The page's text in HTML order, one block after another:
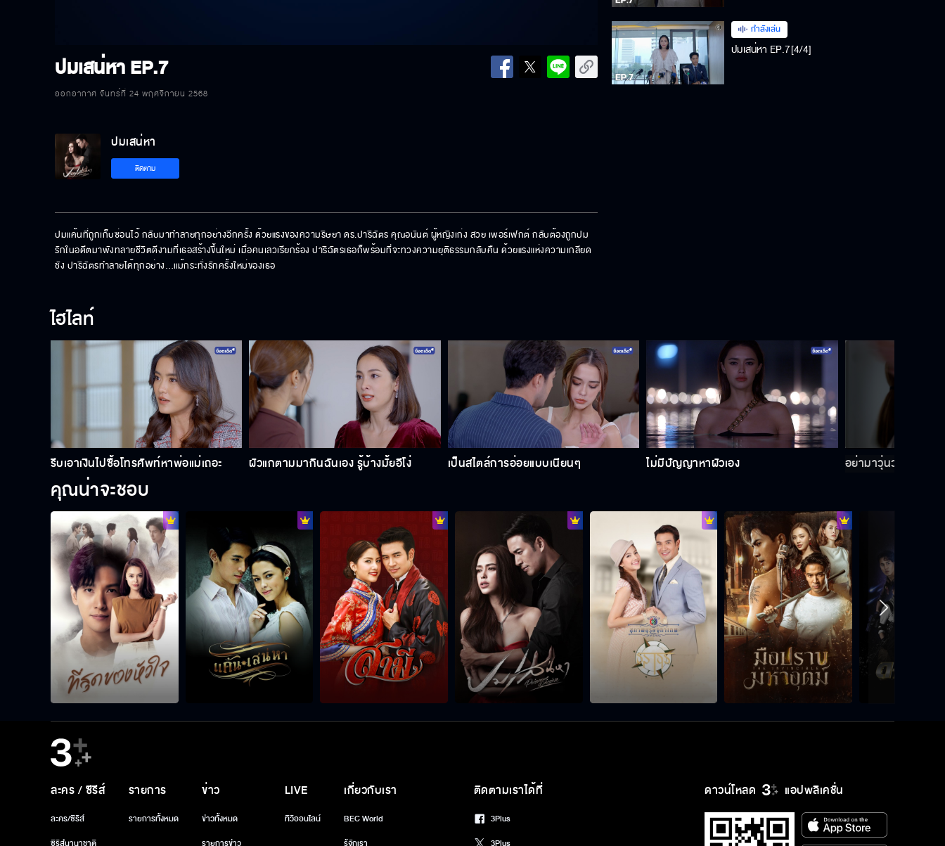
ปมเสน่หาEP.7
ออกอากาศ จันทร์ที่ 24 พฤศจิกายน 2568
กำลังเล่น
ปมเสน่หา EP.7[4/4]
ปมเสน่หา
ติดตาม
ปมแค้นที่ถูกเก็บซ่อนไว้ กลับมาทำลายทุกอย่างอีกครั้ง ด้วยแรงของความริษยา ดร.ปาริฉัตร คุณอนันต์ ผู้หญิงเก่ง สวย เพอร์เฟกต์ กลับต้องถูกปม
รักในอดีตมาพังทลายชีวิตดีงามที่เธอสร้างขึ้นใหม่ เมื่อคนเลวเรียกร้อง ปาริฉัตรเธอก็พร้อมที่จะทวงความยุติธรรมกลับคืน ด้วยแรงแห่งความเกลียด
ชัง ปาริฉัตรทำลายได้ทุกอย่าง…แม้กระทั่งรักครั้งใหม่ของเธอ
ไฮไลท์
รีบเอาเงินไปซื้อโทรศัพท์หาพ่อแม่เถอะ ผัวแกตามมากินฉันเอง รู้บ้างมั้ยอีโง่ เป็นสไตล์การอ่อยแบบเนียนๆ ไม่มีปัญญาหาผัวเอง อย่ามาวุ่นวายอีก ไม่
คุณน่าจะชอบ
ดาวน์โหลด แอปพลิเคชั่น
ละคร / ซีรีส์
ละคร/ซีรีส์
รายการ
รายการทั้งหมด
ข่าว
ข่าวทั้งหมด
LIVE
ทีวีออนไลน์
เกี่ยวกับเรา
BEC World
ติดตามเราได้ที่
3Plus